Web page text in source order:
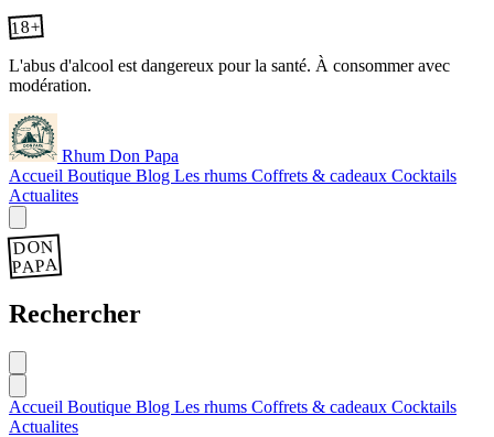
18+
L'abus d'alcool est dangereux pour la santé. À consommer avec
modération.
Rhum Don Papa
Accueil Boutique Blog Les rhums Coffrets & cadeaux Cocktails
Actualites
DON
PAPA
Rechercher
Accueil Boutique Blog Les rhums Coffrets & cadeaux Cocktails
Actualites